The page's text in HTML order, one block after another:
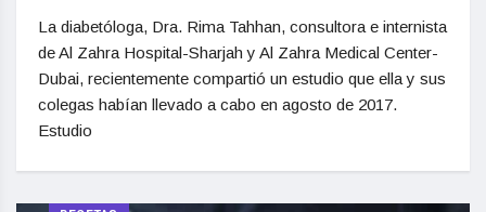
La diabetóloga, Dra. Rima Tahhan, consultora e internista
de Al Zahra Hospital-Sharjah y Al Zahra Medical Center-
Dubai, recientemente compartió un estudio que ella y sus
colegas habían llevado a cabo en agosto de 2017.
Estudio